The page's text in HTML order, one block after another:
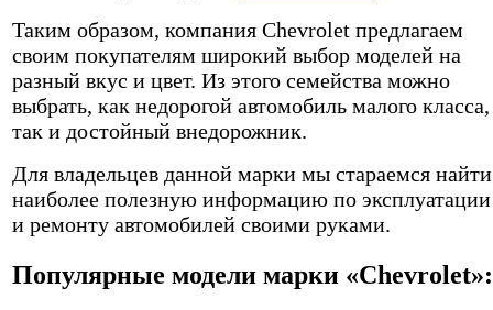
Таким образом, компания Chevrolet предлагаем
своим покупателям широкий выбор моделей на
разный вкус и цвет. Из этого семейства можно
выбрать, как недорогой автомобиль малого класса,
так и достойный внедорожник.
Для владельцев данной марки мы стараемся найти
наиболее полезную информацию по эксплуатации
и ремонту автомобилей своими руками.
Популярные модели марки «Chevrolet»: